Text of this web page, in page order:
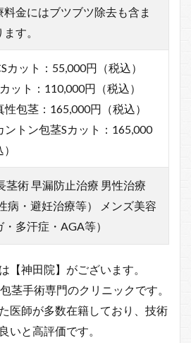
料金にはブツブツ除去も含ま
す。
カット：55,000円（税込）
ット：110,000円（税込）
性包茎：165,000円（税込）
ントン包茎Sカット：165,000
茎術 早漏防止治療 男性治療
病・避妊治療等） メンズ美容
・多汗症・AGA等）
【神田院】がございます。
茎手術専門のクリニックです。
医師が多数在籍しており、技術
いと高評価です。